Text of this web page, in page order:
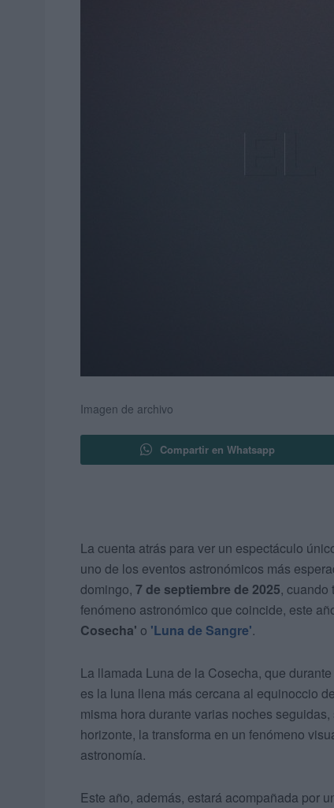
Imagen de archivo
Compartir en Whatsapp
La cuenta atrás para ver un espectáculo
uno de los eventos astronómicos más
domingo, 7 de septiembre de 2025, cuando
fenómeno astronómico que coincide, este
Cosecha' o 'Luna de Sangre'.
La llamada Luna de la Cosecha, que
es la luna llena más cercana al equinoccio
misma hora durante varias noches
horizonte, la transforma en un fenómeno
astronomía.
Este año, además, estará acompañada por